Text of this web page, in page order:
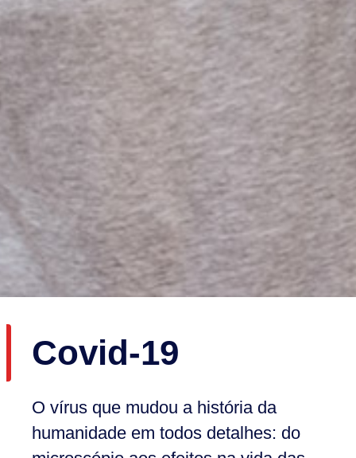
Covid-19
O vírus que mudou a história da
humanidade em todos detalhes: do